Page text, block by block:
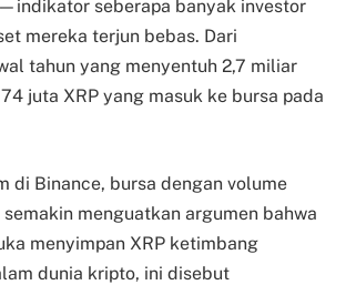
seberapa banyak investor
mereka terjun bebas. Dari
tahun yang menyentuh 2,7 miliar
juta XRP yang masuk ke bursa pada
di Binance, bursa dengan volume
menguatkan argumen bahwa
menyimpan XRP ketimbang
dunia kripto, ini disebut